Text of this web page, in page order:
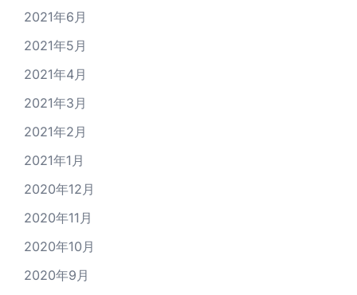
2021年6月
2021年5月
2021年4月
2021年3月
2021年2月
2021年1月
2020年12月
2020年11月
2020年10月
2020年9月